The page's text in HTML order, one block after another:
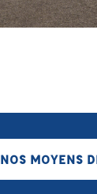
NOS MOYENS